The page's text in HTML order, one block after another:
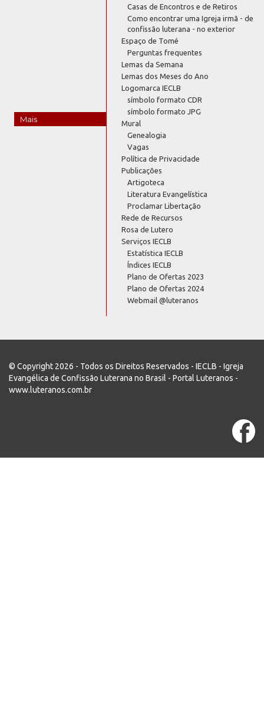
Mais
Casas de Encontros e de Retiros
Como encontrar uma Igreja irmã - de
confissão luterana - no exterior
Espaço de Tomé
Perguntas frequentes
Lemas da Semana
Lemas dos Meses do Ano
Logomarca IECLB
símbolo formato CDR
símbolo formato JPG
Mural
Genealogia
Vagas
Política de Privacidade
Publicações
Artigoteca
Literatura Evangelística
Proclamar Libertação
Rede de Recursos
Rosa de Lutero
Serviços IECLB
Estatística IECLB
Índices IECLB
Plano de Ofertas 2023
Plano de Ofertas 2024
Webmail @luteranos
© Copyright 2026 - Todos os Direitos Reservados - IECLB - Igreja
Evangélica de Confissão Luterana no Brasil - Portal Luteranos -
www.luteranos.com.br